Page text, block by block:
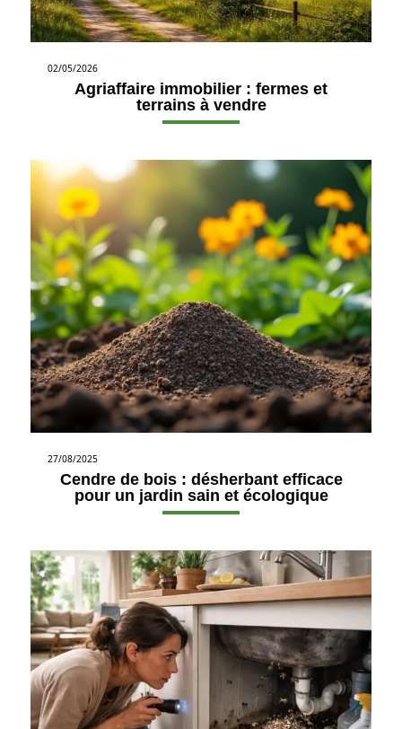
02/05/2026
Agriaffaire immobilier : fermes et
terrains à vendre
27/08/2025
Cendre de bois : désherbant efficace
pour un jardin sain et écologique